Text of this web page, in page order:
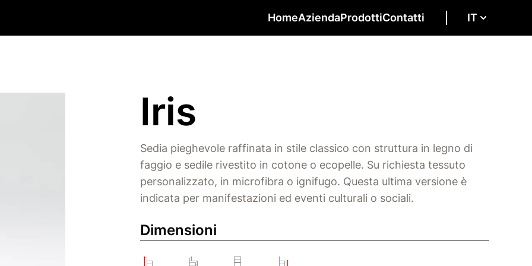
HomeAziendaProdottiContatti IT
Iris
Sedia pieghevole raffinata in stile classico con struttura in legno di
faggio e sedile rivestito in cotone o ecopelle. Su richiesta tessuto
personalizzato, in microfibra o ignifugo. Questa ultima versione è
indicata per manifestazioni ed eventi culturali o sociali.
Dimensioni